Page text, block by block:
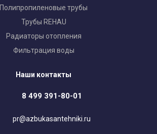
Полипропиленовые трубы
Трубы REHAU
Радиаторы отопления
Фильтрация воды
Наши контакты
8 499 391-80-01
pr@azbukasantehniki.ru